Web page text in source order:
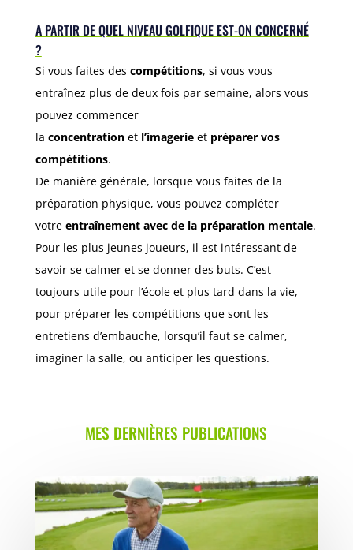
A PARTIR DE QUEL NIVEAU GOLFIQUE EST-ON CONCERNÉ
?
Si vous faites des compétitions, si vous vous
entraînez plus de deux fois par semaine, alors vous
pouvez commencer
la concentrationet l’imagerieet préparer vos
compétitions.
De manière générale, lorsque vous faites de la
préparation physique, vous pouvez compléter
votre entraînement avec de la préparation mentale.
Pour les plus jeunes joueurs, il est intéressant de
savoir se calmer et se donner des buts. C’est
toujours utile pour l’école et plus tard dans la vie,
pour préparer les compétitions que sont les
entretiens d’embauche, lorsqu’il faut se calmer,
imaginer la salle, ou anticiper les questions.
MES DERNIÈRES PUBLICATIONS